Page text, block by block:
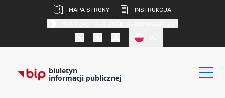
MAPA STRONY
INSTRUKCJA
biuletyn
informacji publicznej